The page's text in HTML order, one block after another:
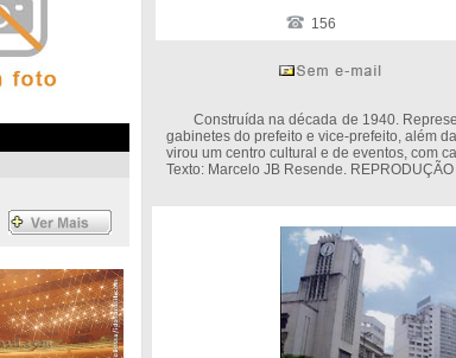
156
Construída na década de 1940.
gabinetes do prefeito e vice-prefeito, além
virou um centro cultural e de eventos, com
Texto: Marcelo JB Resende. REPRODUÇÃO